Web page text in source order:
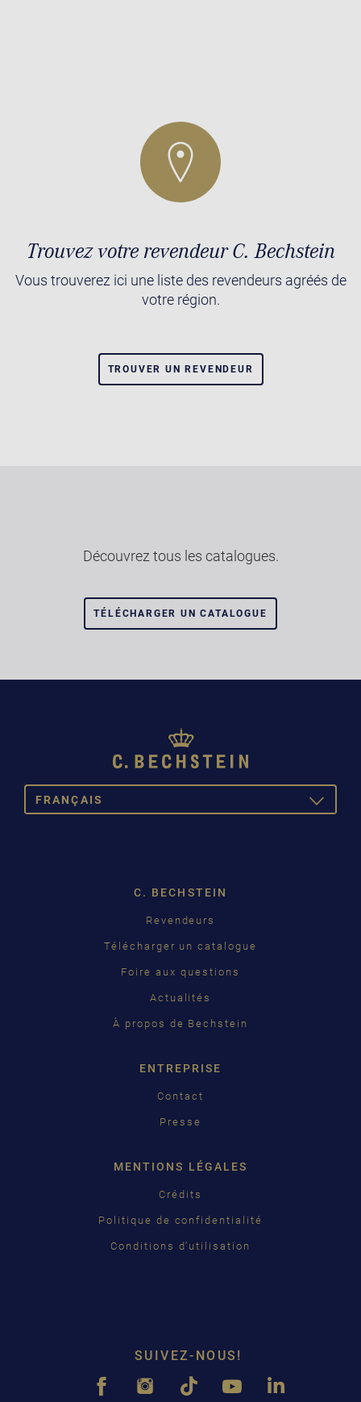
Trouvez votre revendeur C. Bechstein
Vous trouverez ici une liste des revendeurs agréés de
votre région.
TROUVER UN REVENDEUR
Découvrez tous les catalogues.
TÉLÉCHARGER UN CATALOGUE
FRANÇAIS
TOGGLE
C. BECHSTEIN
Revendeurs
Télécharger un catalogue
Foire aux questions
Actualités
À propos de Bechstein
ENTREPRISE
Contact
Presse
MENTIONS LÉGALES
Crédits
Politique de confidentialité
Conditions d’utilisation
SUIVEZ-NOUS!